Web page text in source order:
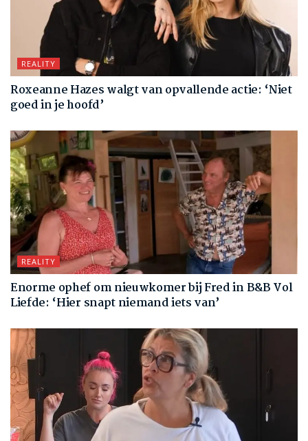
REALITY
Roxeanne Hazes walgt van opvallende actie: ‘Niet
goed in je hoofd’
REALITY
Enorme ophef om nieuwkomer bij Fred in B&B Vol
Liefde: ‘Hier snapt niemand iets van’